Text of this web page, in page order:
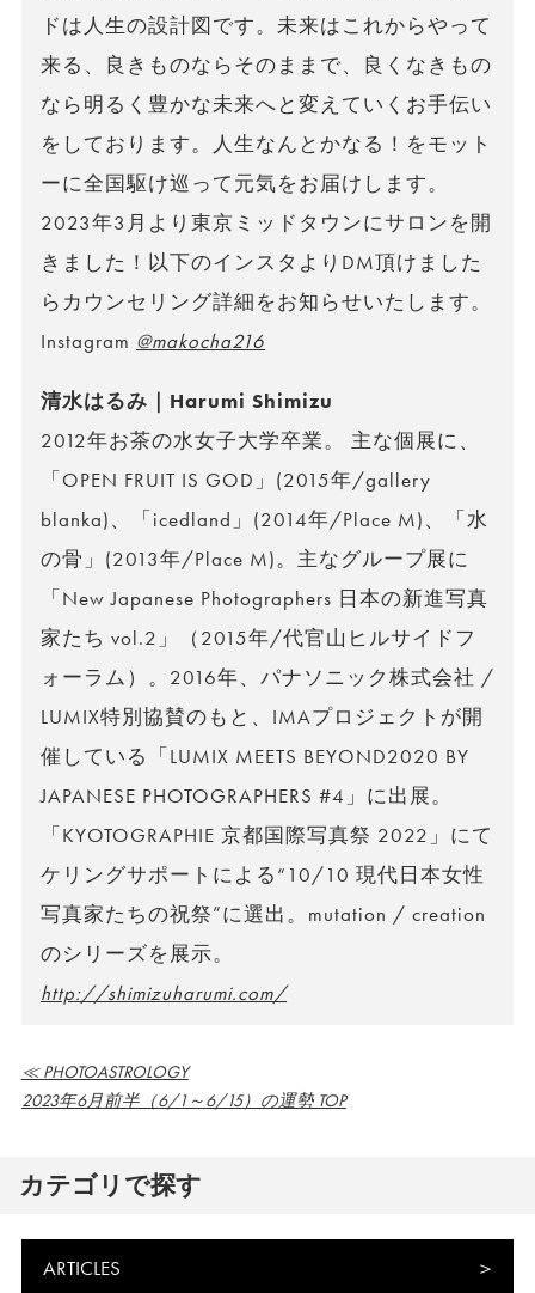
ドは人生の設計図です。未来はこれからやって
来る、良きものならそのままで、良くなきもの
なら明るく豊かな未来へと変えていくお手伝い
をしております。人生なんとかなる！をモット
ーに全国駆け巡って元気をお届けします。
2023年3月より東京ミッドタウンにサロンを開
きました！以下のインスタよりDM頂けました
らカウンセリング詳細をお知らせいたします。
Instagram @makocha216
清水はるみ｜Harumi Shimizu
2012年お茶の水女子大学卒業。 主な個展に、
「OPEN FRUIT IS GOD」(2015年/gallery
blanka)、「icedland」(2014年/Place M)、「水
の骨」(2013年/Place M)。主なグループ展に
「New Japanese Photographers 日本の新進写真
家たち vol.2」（2015年/代官山ヒルサイドフ
ォーラム）。2016年、パナソニック株式会社 /
LUMIX特別協賛のもと、IMAプロジェクトが開
催している「LUMIX MEETS BEYOND2020 BY
JAPANESE PHOTOGRAPHERS #4」に出展。
「KYOTOGRAPHIE 京都国際写真祭 2022」にて
ケリングサポートによる“10/10 現代日本女性
写真家たちの祝祭”に選出。mutation / creation
のシリーズを展示。
http://shimizuharumi.com/
≪ PHOTOASTROLOGY
2023年6月前半（6/1～6/15）の運勢 TOP
カテゴリで探す
ARTICLES